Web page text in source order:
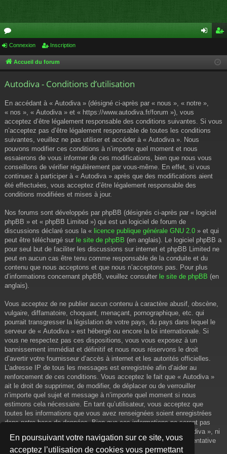
En poursuivant votre navigation sur ce site, vous
acceptez l’utilisation de cookies vous permettant
or
u cri
Connexion Inscription
Accueil du forum
Autodiva - Conditions d’utilisation
En accédant à « Autodiva » (désigné ci-après par « nous », « notre »,
« nos », « Autodiva » et « https://www.autodiva.fr/forum »), vous
acceptez d’être légalement responsable des conditions suivantes. Si vous
n’acceptez pas d’être légalement responsable de toutes les conditions
suivantes, veuillez ne pas utiliser et accéder à « Autodiva ». Nous
pouvons modifier ces conditions à n’importe quel moment et nous
essaierons de vous informer de ces modifications, bien que nous vous
conseillons de vérifier régulièrement par vous-même. En effet, si vous
continuez à participer à « Autodiva » après que des modifications aient
été effectuées, vous acceptez d’être légalement responsable des
conditions modifiées et mises à jour.
Nos forums sont développés par phpBB (désignés ci-après par « logiciel
phpBB » et « phpBB Limited ») qui est un logiciel de forum de
discussions déclaré sous la « licence publique générale GNU 2.0 » et qui
peut être téléchargé sur le site de phpBB (en anglais). Le logiciel phpBB a
pour seul but de faciliter les discussions sur internet et phpBB Limited ne
peut en aucun cas être tenu comme responsable de la conduite et du
contenu que nous acceptons et que nous n’acceptons pas. Pour plus
d’informations concernant phpBB, veuillez consulter le site de phpBB (en
anglais).
Vous acceptez de ne publier aucun contenu à caractère abusif, obscène,
vulgaire, diffamatoire, choquant, menaçant, pornographique, etc. qui
pourrait transgresser la législation de votre pays, du pays dans lequel le
serveur de « Autodiva » est hébergé ou encore la loi internationale. Si
vous ne respectez pas ces dispositions, vous vous exposez à un
bannissement immédiat et définitif et nous nous réservons le droit
d’avertir votre fournisseur d’accès à internet et les autorités officielles.
L’adresse IP de tous les messages est enregistrée afin d’aider au
renforcement de ces conditions. Vous acceptez le fait que « Autodiva »
ait le droit de supprimer, de modifier, de déplacer ou de verrouiller
n’importe quel sujet et message à n’importe quel moment si nous
estimons cela nécessaire. En tant qu’utilisateur, vous acceptez que
toutes les informations que vous avez renseignées soient enregistrées
dans notre base de données. Bien que ces informations ne seront pas
diffusées à une tierce partie sans votre consentement, ni « Autodiva », ni
phpBB, ne pourront être tenus comme responsables en cas de tentative
de piratage informatique visant à compromettre vos données.